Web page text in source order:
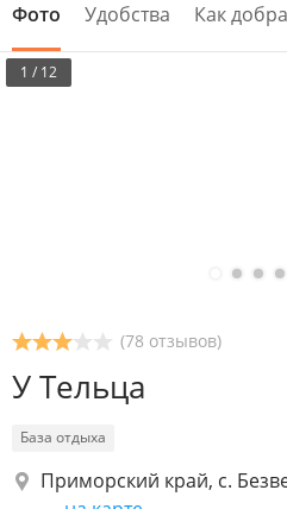
Фото Удобства Как
1 / 12
(78 отзывов)
У Тельца
База отдыха
Приморский край, с.